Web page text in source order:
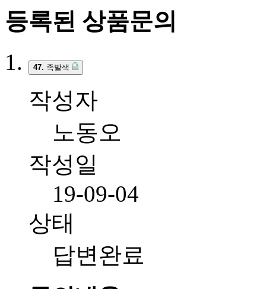
등록된 상품문의
47. 족발색
작성자
노동오
작성일
19-09-04
상태
답변완료